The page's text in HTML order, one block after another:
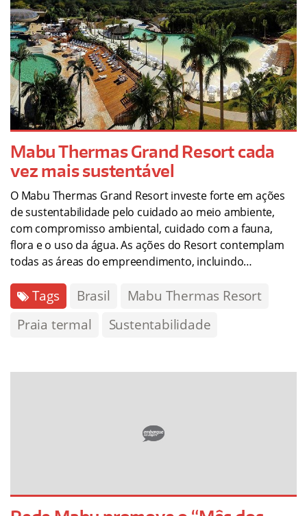
Mabu Thermas Grand Resort cada
vez mais sustentável
O Mabu Thermas Grand Resort investe forte em ações
de sustentabilidade pelo cuidado ao meio ambiente,
com compromisso ambiental, cuidado com a fauna,
flora e o uso da água. As ações do Resort contemplam
todas as áreas do empreendimento, incluindo…
Tags Brasil
Mabu Thermas Resort
Praia termal
Sustentabilidade